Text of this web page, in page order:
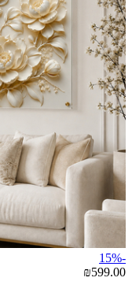
-15%
₪599.00